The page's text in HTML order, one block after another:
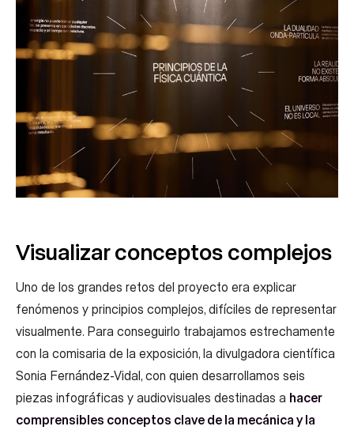
Visualizar conceptos complejos
Uno de los grandes retos del proyecto era explicar
fenómenos y principios complejos, difíciles de representar
visualmente. Para conseguirlo trabajamos estrechamente
con la comisaria de la exposición, la divulgadora científica
Sonia Fernández-Vidal, con quien desarrollamos seis
piezas infográficas y audiovisuales destinadas a hacer
comprensibles conceptos clave de la mecánica y la